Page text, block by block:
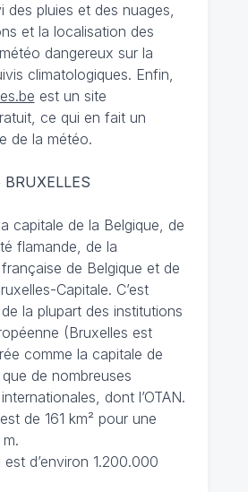
des pluies et des nuages,
et la localisation des
dangereux sur la
climatologiques. Enfin,
est un site
ce qui en fait un
de la météo.
capitale de la Belgique, de
flamande, de la
de Belgique et de
Capitale. C’est
la plupart des institutions
(Bruxelles est
comme la capitale de
de nombreuses
dont l’OTAN.
de 161 km² pour une
d’environ 1.200.000